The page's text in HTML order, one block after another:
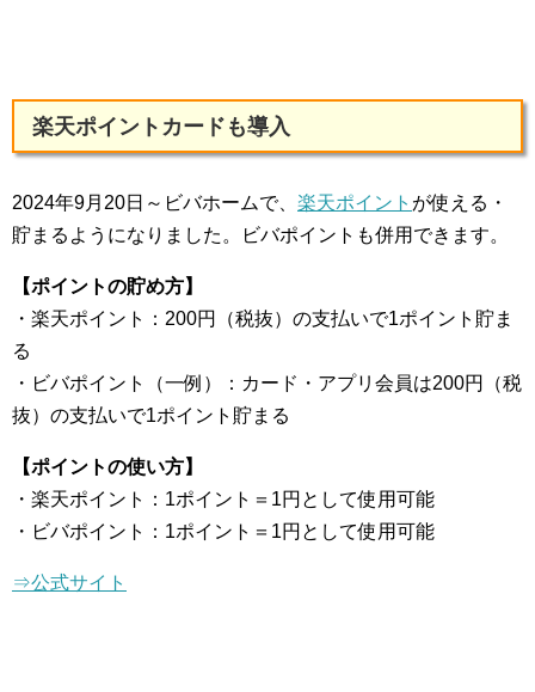
楽天ポイントカードも導入
2024年9月20日～ビバホームで、 楽天ポイント が使える・
貯まるようになりました。ビバポイントも併用できます。
【ポイントの貯め方】
・楽天ポイント：200円（税抜）の支払いで1ポイント貯ま
る
・ビバポイント（一例）：カード・アプリ会員は200円（税
抜）の支払いで1ポイント貯まる
【ポイントの使い方】
・楽天ポイント：1ポイント＝1円として使用可能
・ビバポイント：1ポイント＝1円として使用可能
⇒公式サイト